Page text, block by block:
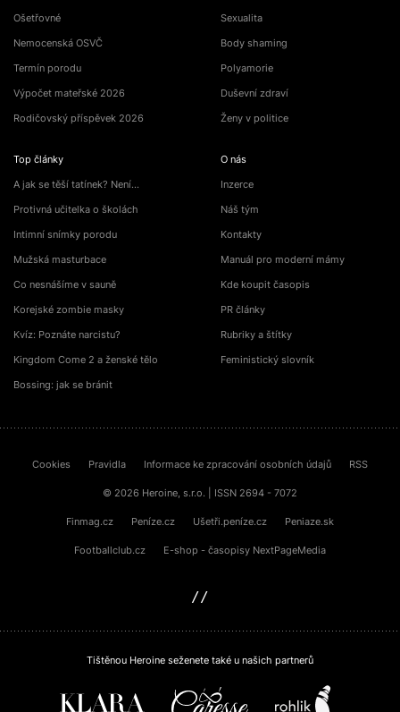
Ošetřovné
Nemocenská OSVČ
Termín porodu
Výpočet mateřské 2026
Rodičovský příspěvek 2026
Top články
A jak se těší tatínek? Není…
Protivná učitelka o školách
Intimní snímky porodu
Mužská masturbace
Co nesnášíme v sauně
Korejské zombie masky
Kvíz: Poznáte narcistu?
Kingdom Come 2 a ženské tělo
Bossing: jak se bránit
Sexualita
Body shaming
Polyamorie
Duševní zdraví
Ženy v politice
O nás
Inzerce
Náš tým
Kontakty
Manuál pro moderní mámy
Kde koupit časopis
PR články
Rubriky a štítky
Feministický slovník
Cookies Pravidla Informace ke zpracování osobních údajů RSS
© 2026 Heroine, s.r.o. | ISSN 2694 - 7072
Finmag.cz Peníze.cz Ušetři.peníze.cz Peniaze.sk
Footballclub.cz E-shop - časopisy NextPageMedia
Tištěnou Heroine seženete také u našich partnerů